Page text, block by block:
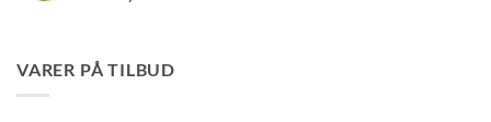
VARER PÅ TILBUD